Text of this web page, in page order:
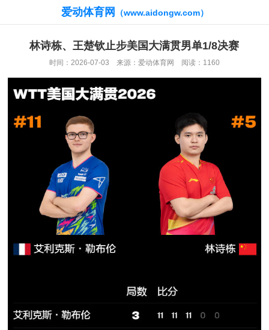
爱动体育网 （www.aidongw.com）
林诗栋、王楚钦止步美国大满贯男单1/8决赛
时间：2026-07-03 来源：爱动体育网 阅读：1160